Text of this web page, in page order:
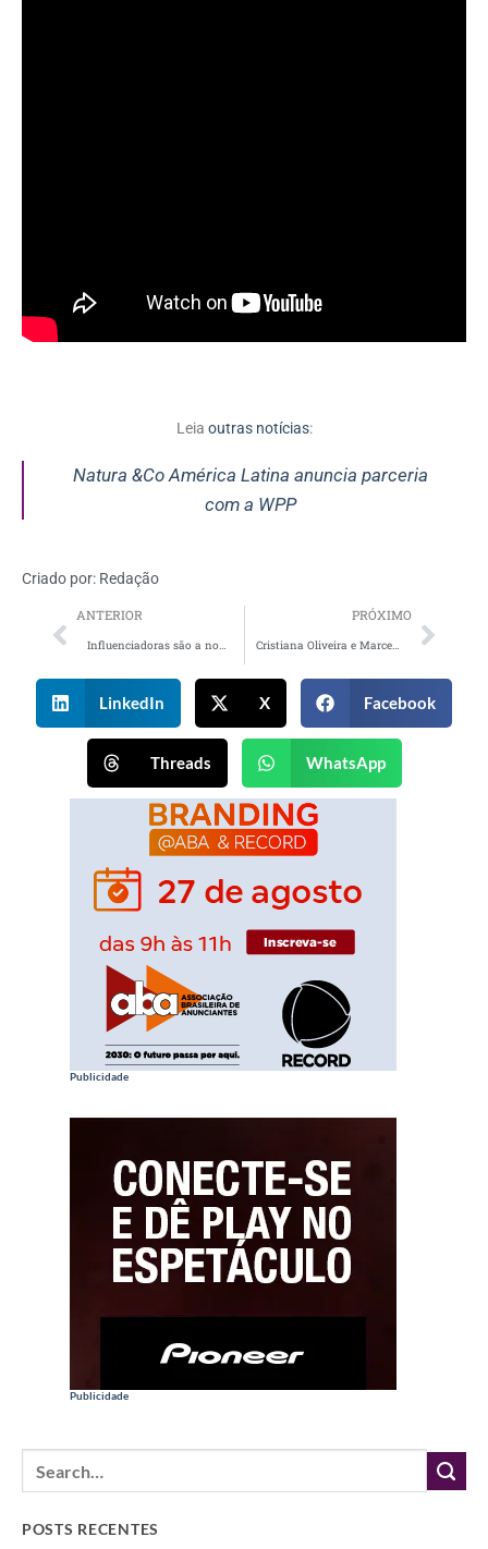
Leia outras notícias:
Natura &Co América Latina anuncia parceria
com a WPP
Criado por: Redação
ANTERIOR PRÓXIMO
Cristiana Oliveira e Marcello Novaes são os rostos do Forteviron Anti-Age
LinkedIn X Facebook
Threads WhatsApp
Publicidade
Publicidade
POSTS RECENTES